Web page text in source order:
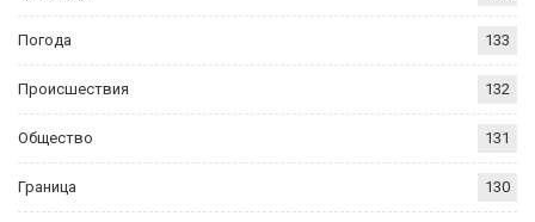
Погода 133
Происшествия 132
Общество 131
Граница 130